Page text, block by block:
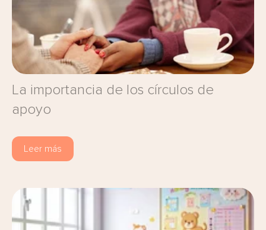
La importancia de los círculos de
apoyo
Leer más